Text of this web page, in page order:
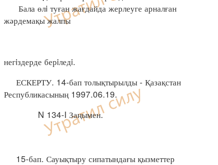
Бала өлi туған жағдайда жерлеуге арналған
жәрдемақы жалпы
негiздерде берiледi.
ЕСКЕРТУ. 14-бап толықтырылды - Қазақстан
Республикасының 1997.06.19.
N 134-I Заңымен.
15-бап. Сауықтыру сипатындағы қызметтер